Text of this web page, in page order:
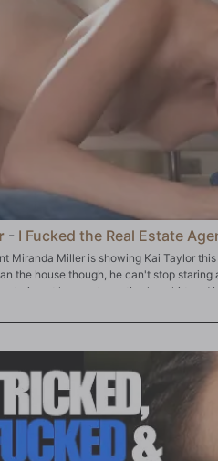
wide open and gapes for all the girls.
it right to orgasm. Finally Casey shows
up her ass followed by two huge metal
- I Fucked the Real Estate
Miranda Miller is showing Kai Taylor
the house though, he can't stop staring
staring at her so she unties her shirt and
one thing leads to another. Not long